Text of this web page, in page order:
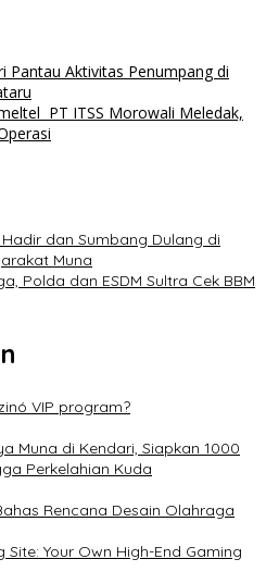
Pantau Aktivitas Penumpang di
PT ITSS Morowali Meledak,
dan Sumbang Dulang di
Muna
Polda dan ESDM Sultra Cek BBM
VIP program?
Muna di Kendari, Siapkan 1000
Perkelahian Kuda
Rencana Desain Olahraga
Site: Your Own High-End Gaming